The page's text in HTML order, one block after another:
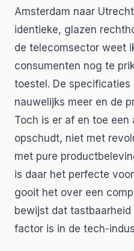
Amsterdam naar
identieke, glazen
de telecomsector weet
consumenten nog te
toestel. De specificaties
nauwelijks meer en de
Toch is er af en toe een
opschudt, niet met
met pure
is daar het perfecte
gooit het over een
bewijst dat
factor is in de tech-